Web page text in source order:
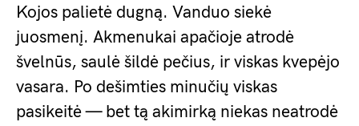
Kojos palietė dugną. Vanduo siekė
juosmenį. Akmenukai apačioje atrodė
švelnūs, saulė šildė pečius, ir viskas kvepėjo
vasara. Po dešimties minučių viskas
pasikeitė — bet tą akimirką niekas neatrodė